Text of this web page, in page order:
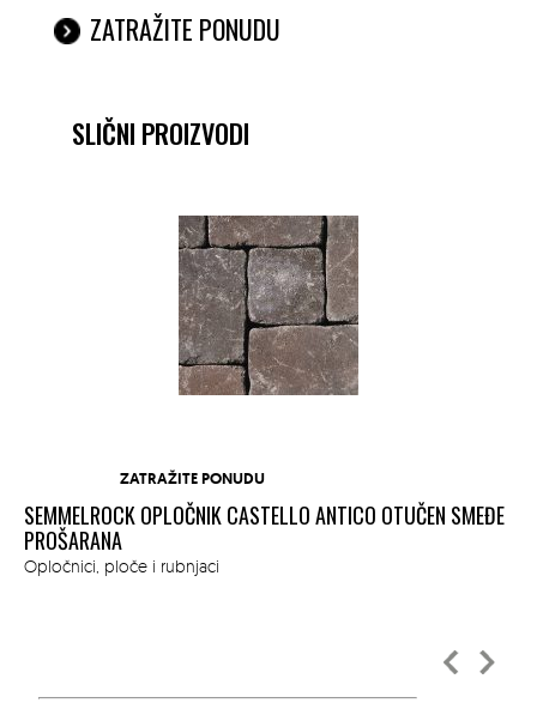
ZATRAŽITE PONUDU
SLIČNI PROIZVODI
ZATRAŽITE PONUDU
SEMMELROCK OPLOČNIK CASTELLO ANTICO OTUČEN SMEĐE
PROŠARANA
Opločnici, ploče i rubnjaci